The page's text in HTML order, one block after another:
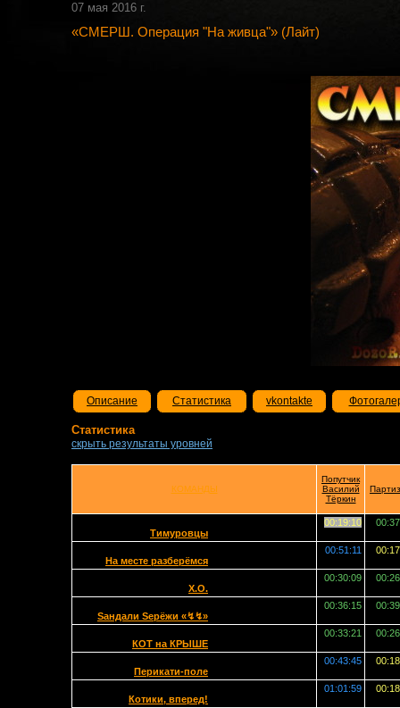
07 мая 2016 г.
«СМЕРШ. Операция "На живца"» (Лайт)
Описание Статистика vkontakte
Статистика
скрыть результаты уровней
КОМАНДЫ
Попутчик
Василий
Тёркин
Тимуровцы
00:19:10
На месте разберёмся
00:51:11
X.O.
00:30:09
Sандали Sерёжи «↯↯»
00:36:15
КОТ на КРЫШЕ
00:33:21
Перикати-поле
00:43:45
Котики, вперед!
01:01:59